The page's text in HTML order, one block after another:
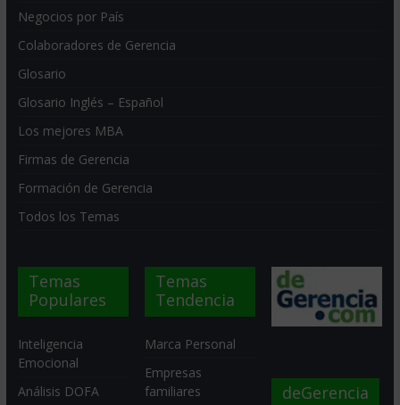
Negocios por País
Colaboradores de Gerencia
Glosario
Glosario Inglés – Español
Los mejores MBA
Firmas de Gerencia
Formación de Gerencia
Todos los Temas
Temas
Populares
Inteligencia
Emocional
Análisis DOFA
Temas
Tendencia
Marca Personal
Empresas
familiares
deGerencia